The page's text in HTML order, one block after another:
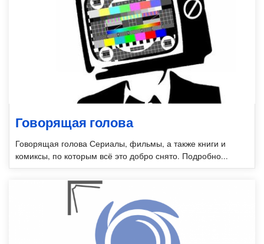
Говорящая голова
Говорящая голова Сериалы, фильмы, а также книги и
комиксы, по которым всё это добро снято. Подробно...